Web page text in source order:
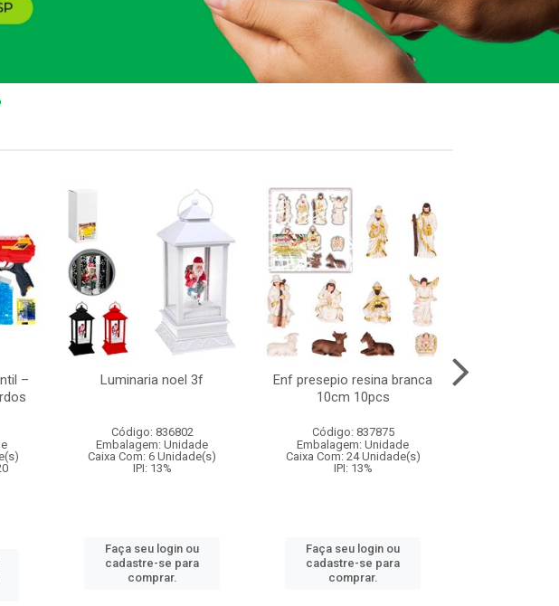
–
Luminaria noel 3f
Código: 836802
Embalagem: Unidade
Caixa Com: 6 Unidade(s)
IPI: 13%
Faça seu login ou
cadastre-se para
comprar.
Enf presepio resina branca
10cm 10pcs
Código: 837875
Embalagem: Unidade
Caixa Com: 24 Unidade(s)
IPI: 13%
Faça seu login ou
cadastre-se para
comprar.